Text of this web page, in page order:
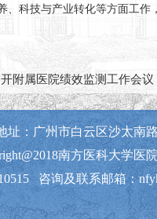
、科技与产业转化等方面工
附属医院绩效监测工作会议
址：广州市白云区沙太南
南方医科大学
咨询及联系邮箱：